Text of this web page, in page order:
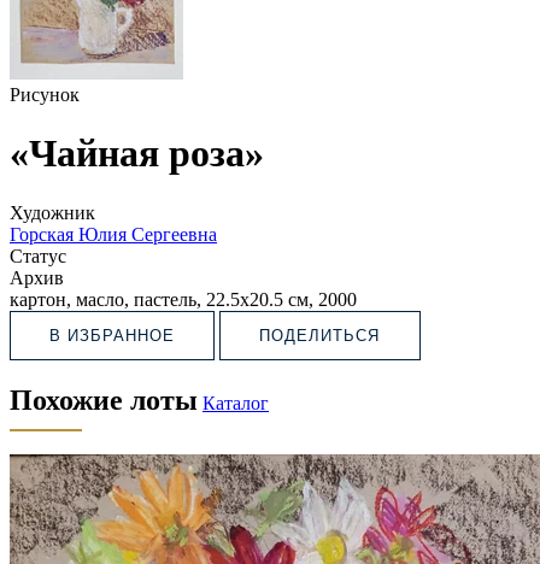
Рисунок
«Чайная роза»
Художник
Горская Юлия Сергеевна
Статус
Архив
картон, масло, пастель, 22.5х20.5 см, 2000
В ИЗБРАННОЕ ПОДЕЛИТЬСЯ
Похожие лоты Каталог